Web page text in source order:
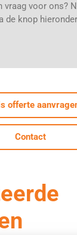
vraag voor ons?
de knop
offerte
Contact